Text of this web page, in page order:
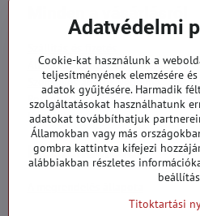
Általános szerződési feltételek
Személyes adatok védelme
Reklamációs űrlap
Kapcsolatt
Megrendelések
Adatvédelmi
Cookie-kat használunk a
teljesítményének elemzésére
adatok gyűjtésére. Harmadik
szolgáltatásokat használhatunk
adatokat továbbíthatjuk
Államokban vagy más
gombra kattintva kifejezi
alábbiakban részletes
Titoktartási